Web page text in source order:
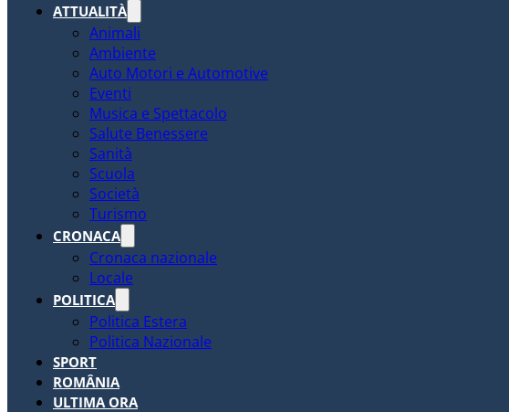
ATTUALITÀ
Animali
Ambiente
Auto Motori e Automotive
Eventi
Musica e Spettacolo
Salute Benessere
Sanità
Scuola
Società
Turismo
CRONACA
Cronaca nazionale
Locale
POLITICA
Politica Estera
Politica Nazionale
SPORT
ROMÂNIA
ULTIMA ORA